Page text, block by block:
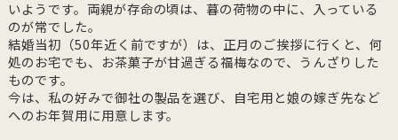
いようです。両親が存命の頃は、暮の荷物の中に、入っている
のが常でした。
結婚当初（50年近く前ですが）は、正月のご挨拶に行くと、何
処のお宅でも、お茶菓子が甘過ぎる福梅なので、うんざりした
ものです。
今は、私の好みで御社の製品を選び、自宅用と娘の嫁ぎ先など
へのお年賀用に用意します。